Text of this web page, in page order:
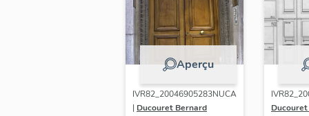
Aperçu
IVR82_20046905283NUCA
| Ducouret Bernard